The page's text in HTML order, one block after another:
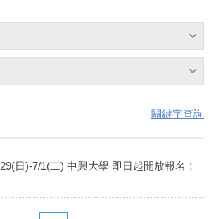
關鍵字查詢
日)-7/1(二) 中興大學 即日起開放報名！